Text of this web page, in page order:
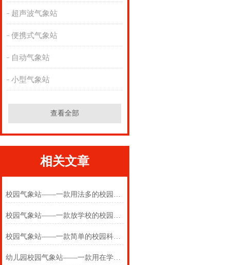
超声波气象站
便携式气象站
自动气象站
小型气象站
查看全部
相关文章
校园气象站——一款用法多的校园科普气象站2025(万象推送)
校园气象站——一款放学校的校园科普气象站2025(万象推送)
校园气象站——一款简单的校园科普气象站2025(万象推送)
幼儿园校园气象站——一款用在学校的校园气象站2025(万象推送)